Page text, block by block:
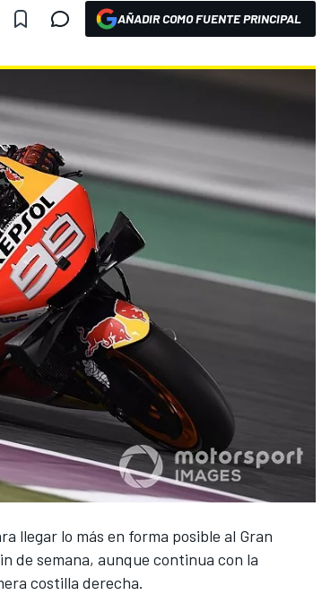
AÑADIR COMO FUENTE PRINCIPAL
llegar lo más en forma posible al Gran
de semana, aunque continua con la
costilla derecha.